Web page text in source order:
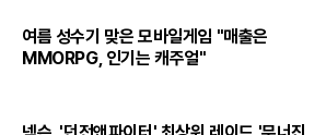
여름 성수기 맞은 모바일게임 "매출은
MMORPG, 인기는 캐주얼"